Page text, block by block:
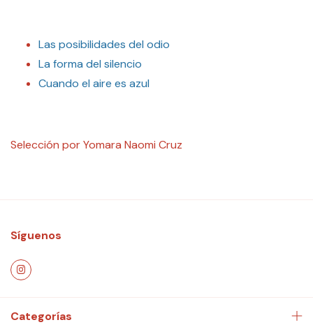
Las posibilidades del odio
La forma del silencio
Cuando el aire es azul
Selección por Yomara Naomi Cruz
Síguenos
Categorías